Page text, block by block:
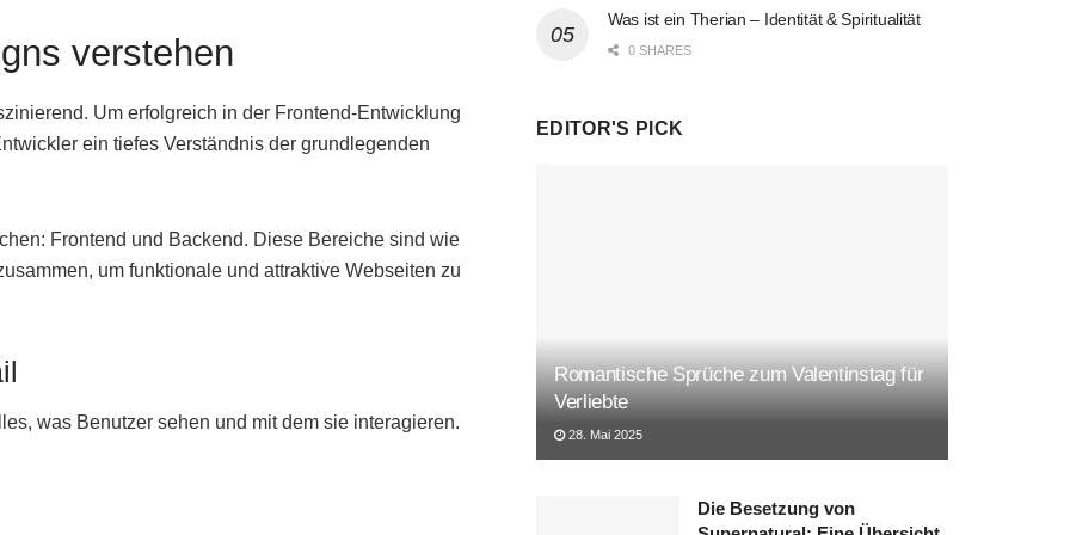
verstehen
Um erfolgreich in der Frontend-Entwicklung
ein tiefes Verständnis der grundlegenden
Frontend und Backend. Diese Bereiche sind wie
um funktionale und attraktive Webseiten zu
was Benutzer sehen und mit dem sie interagieren.
Was ist ein Therian – Identität & Spiritualität
0 SHARES
EDITOR'S PICK
Romantische Sprüche zum Valentinstag für
Verliebte
28. Mai 2025
Die Besetzung von